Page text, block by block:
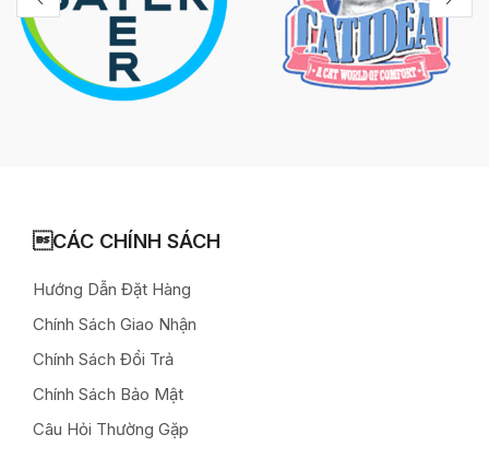
CÁC CHÍNH SÁCH
Hướng Dẫn Đặt Hàng
Chính Sách Giao Nhận
Chính Sách Đổi Trả
Chính Sách Bảo Mật
Câu Hỏi Thường Gặp